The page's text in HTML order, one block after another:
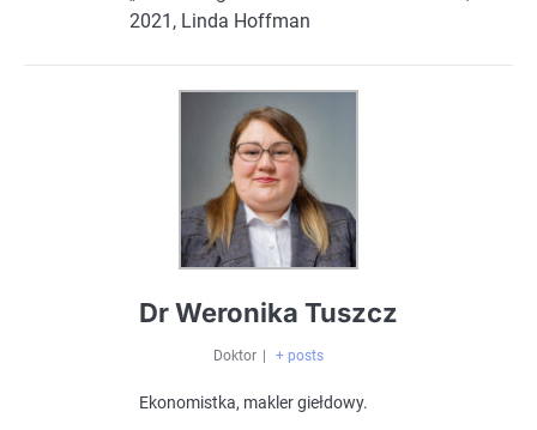
2021, Linda Hoffman
Dr Weronika Tuszcz
Doktor | + posts
Ekonomistka, makler giełdowy.